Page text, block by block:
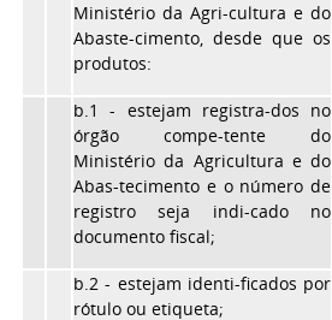
Ministério da Agri-cultura e do
Abaste-cimento, desde que os
produtos:
b.1 - estejam registra-dos no
órgão compe-tente do
Ministério da Agricultura e do
Abas-tecimento e o número de
registro seja indi-cado no
documento fiscal;
b.2 - estejam identi-ficados por
rótulo ou etiqueta;